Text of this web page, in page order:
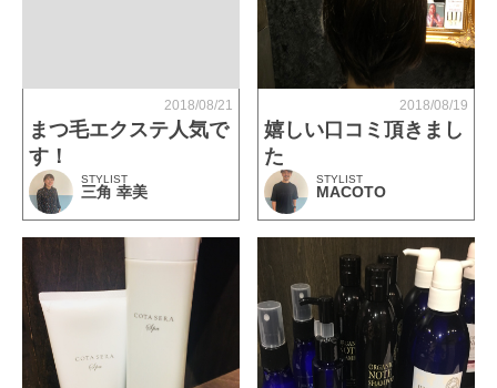
2018/08/21
まつ毛エクステ人気で
す！
STYLIST
三角 幸美
2018/08/19
嬉しい口コミ頂きまし
た
STYLIST
MACOTO